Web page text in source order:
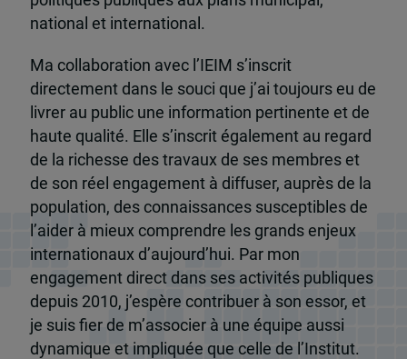
national et international.
Ma collaboration avec l’IEIM s’inscrit
directement dans le souci que j’ai toujours eu de
livrer au public une information pertinente et de
haute qualité. Elle s’inscrit également au regard
de la richesse des travaux de ses membres et
de son réel engagement à diffuser, auprès de la
population, des connaissances susceptibles de
l’aider à mieux comprendre les grands enjeux
internationaux d’aujourd’hui. Par mon
engagement direct dans ses activités publiques
depuis 2010, j’espère contribuer à son essor, et
je suis fier de m’associer à une équipe aussi
dynamique et impliquée que celle de l’Institut.